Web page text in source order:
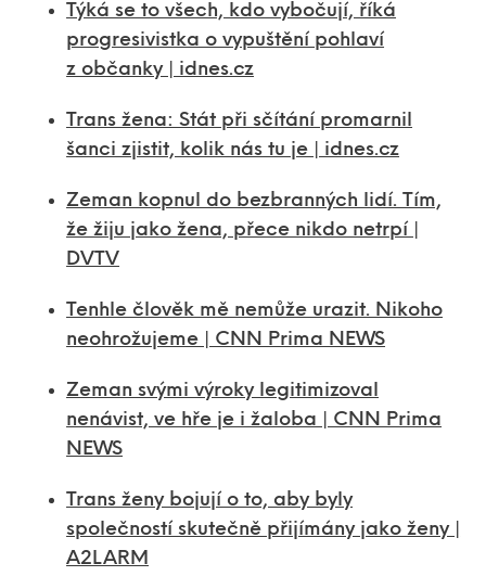
Týká se to všech, kdo vybočují, říká
progresivistka o vypuštění pohlaví
z občanky | idnes.cz
Trans žena: Stát při sčítání promarnil
šanci zjistit, kolik nás tu je | idnes.cz
Zeman kopnul do bezbranných lidí. Tím,
že žiju jako žena, přece nikdo netrpí |
DVTV
Tenhle člověk mě nemůže urazit. Nikoho
neohrožujeme | CNN Prima NEWS
Zeman svými výroky legitimizoval
nenávist, ve hře je i žaloba | CNN Prima
NEWS
Trans ženy bojují o to, aby byly
společností skutečně přijímány jako ženy |
A2LARM